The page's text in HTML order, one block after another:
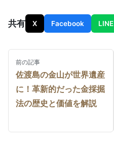
共有 X Facebook LINE
投
稿
前の記事
佐渡島の金山が世界遺産
に！革新的だった金採掘
法の歴史と価値を解説